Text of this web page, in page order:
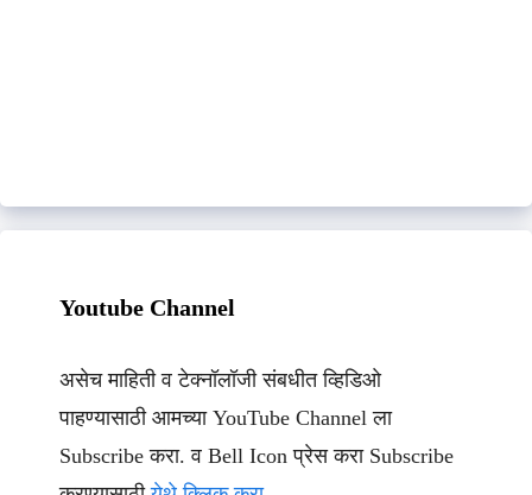
Youtube Channel
असेच माहिती व टेक्नॉलॉजी संबधीत व्हिडिओ
पाहण्यासाठी आमच्या YouTube Channel ला
Subscribe करा. व Bell Icon प्रेस करा Subscribe